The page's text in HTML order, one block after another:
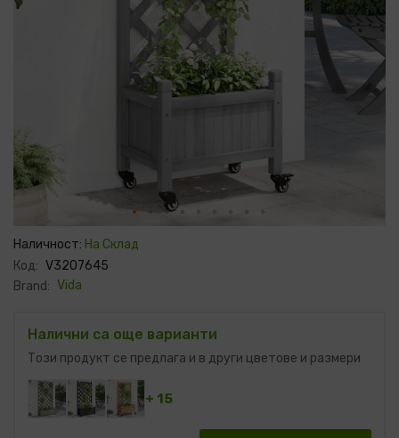
Преминете
към
на
галерия
със
Наличност: На Склад
Код: V3207645
Brand: Vida
Налични са още варианти
Този продукт се предлага и в други цветове и размери
+ 15